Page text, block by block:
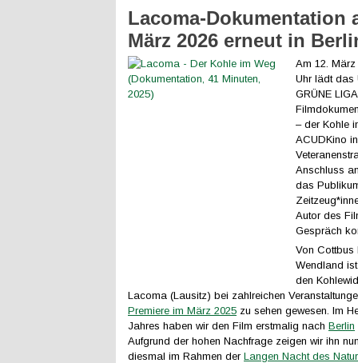
Lacoma-Dokumentation
März 2026 erneut in
Am 12.
Uhr lädt das
GRÜNE
– der Kohle
ACUDKino
Anschluss
das
Autor des
Gespräch
Von Cottbus
Wendland
den
Lacoma (Lausitz) bei zahlreichen
Premiere im März 2025 zu sehen gewesen. Im
Jahres haben wir den Film erstmalig nach Berlin
Aufgrund der hohen Nachfrage zeigen wir ihn
diesmal im Rahmen der Langen Nacht des